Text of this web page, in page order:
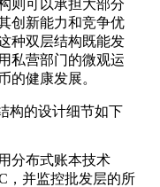
则可以承担大部分
创新能力和竞争优
种双层结构既能发
私营部门的微观运
的健康发展。
构的设计细节如下
分布式账本技术
，并监控批发层的所